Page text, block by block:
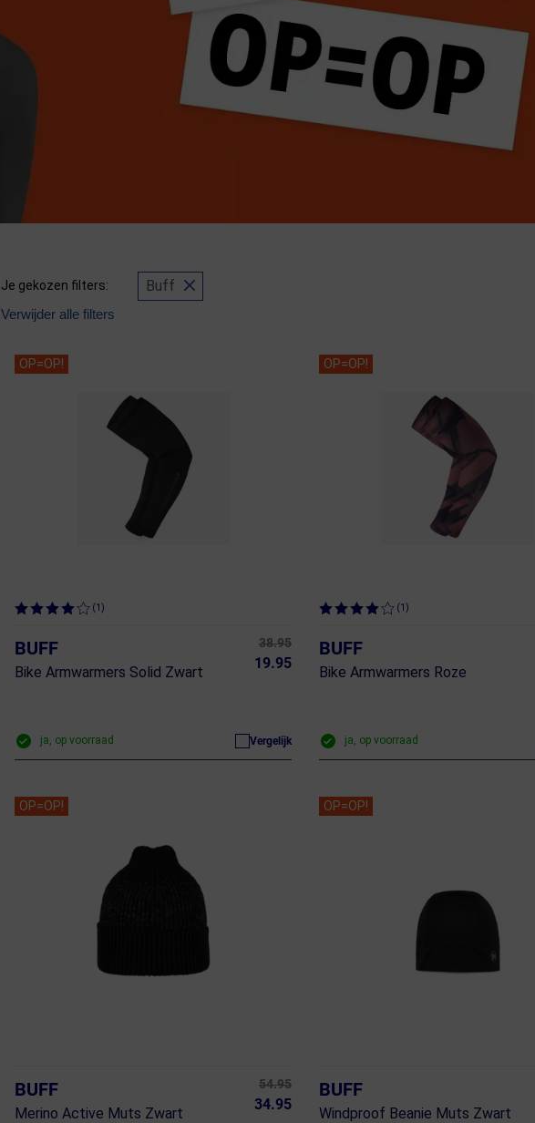
Je gekozen filters:
Verwijder alle filters
Buff
OP=OP!
(1)
BUFF
Bike Armwarmers Solid Zwart
38.95
19.95
ja, op voorraad Vergelijk
OP=OP!
(1)
BUFF
Bike Armwarmers Roze
ja, op voorraad
OP=OP!
BUFF
Merino Active Muts Zwart
54.95
34.95
OP=OP!
BUFF
Windproof Beanie Muts Zwart